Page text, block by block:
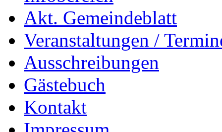
Akt. Gemeindeblatt
Veranstaltungen /
Ausschreibungen
Gästebuch
Kontakt